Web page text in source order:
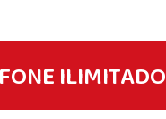
ILIMITADO